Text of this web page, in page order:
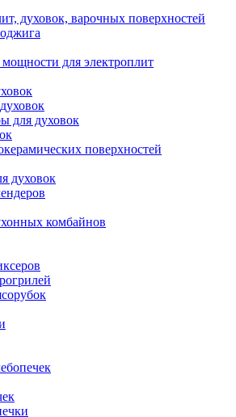
духовок, варочных поверхностей
для электроплит
для духовок
поверхностей
духовок
комбайнов